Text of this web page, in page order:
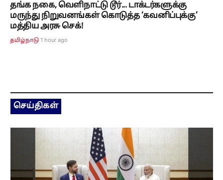
தங்க நகை, வெளிநாட்டு டூர்... டாக்டர்களுக்கு
மருந்து நிறுவனங்கள் கொடுத்த ‘கவனிப்புக்கு’
மத்திய அரசு செக்!
தமிழ்நாடு 1 hour ago
செய்திகள்